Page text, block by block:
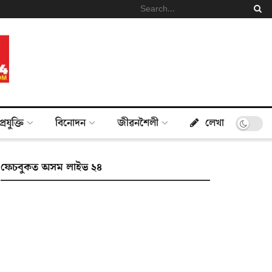
বিনোদন জীৱনশৈলী লেখা
ফেচবুকত অসম লাইভ ২৪